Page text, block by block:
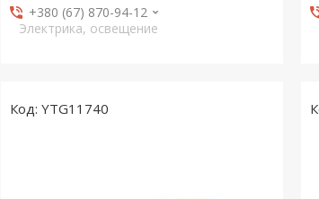
+380 (67) 870-94-12
Электрика, освещение
YTG11740